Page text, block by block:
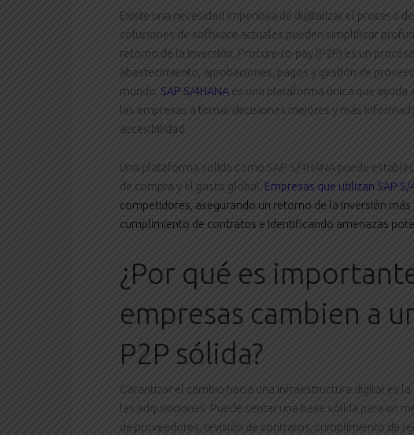
Existe una necesidad imperiosa de digitalizar el proceso
soluciones de software actuales pueden simplificar
retorno de la inversión. Procure-to-pay (P2P) es un
abastecimiento, aprobaciones, pagos y gestión de
mundo. SAP S/4HANA es una plataforma única que ayuda
las empresas a tomar decisiones mejores y más
accesibilidad.
Una plataforma sólida como SAP S/4HANA puede
de compra y el gasto global. Empresas que utilizan SAP S/
competidores, asegurando un retorno de la inversión
cumplimiento de contratos e identificando amenazas
¿Por qué es
empresas cambien a
P2P sólida?
Garantizar el cambio hacia una infraestructura digital es
las adquisiciones. Puede sentar una base sólida para un
de proveedores, revisión de contratos, cumplimiento de